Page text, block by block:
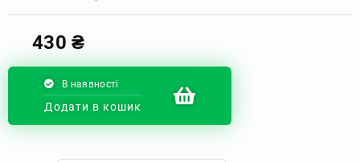
430₴
В наявності
Додати в кошик